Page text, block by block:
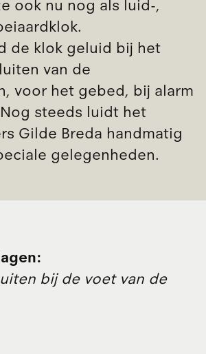
ook nu nog als luid-,
de klok geluid bij het
van de
voor het gebed, bij alarm
steeds luidt het
Gilde Breda handmatig
gelegenheden.
bij de voet van de